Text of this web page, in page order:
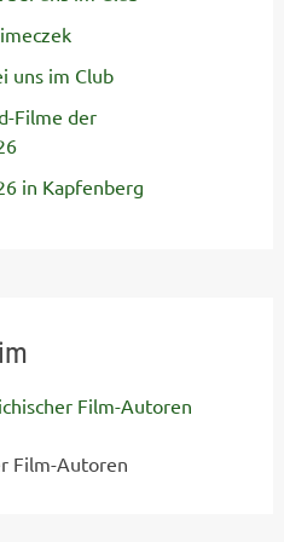
uns im Club
Filme der
in Kapfenberg
Film-Autoren